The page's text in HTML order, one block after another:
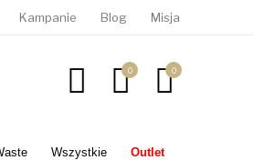
Kampanie Blog Misja
0 0
Wszystkie Outlet